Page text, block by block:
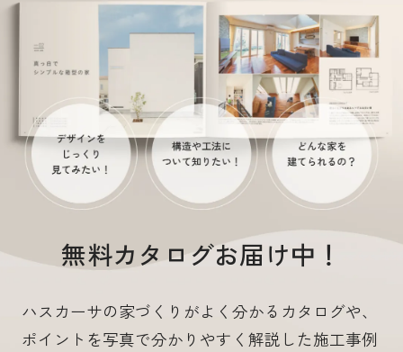
無料カタログお届け中！
ハスカーサの家づくりがよく分かるカタログや、
ポイントを写真で分かりやすく解説した施工事例